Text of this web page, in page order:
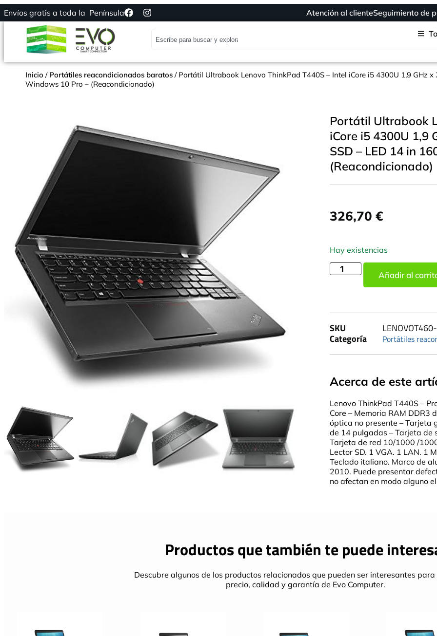
Envíos gratis a toda la Península Atención al clienteSeguimiento de
Inicio / Portátiles reacondicionados baratos / Portátil Ultrabook Lenovo ThinkPad T440S – Intel iCore i5 4300U 1,9 GHz
Windows 10 Pro – (Reacondicionado)
Portátil Ultrabook
iCore i5 4300U 1,9
SSD – LED 14 in
(Reacondicionado)
326,70 €
Hay existencias
Añadir al
SKU
Categoría
Portátiles
Acerca de este
Lenovo ThinkPad T440S –
Core – Memoria RAM DDR3
óptica no presente – Tarjeta
de 14 pulgadas – Tarjeta de
Tarjeta de red 10/1000 /
Lector SD. 1 VGA. 1 LAN. 1
Teclado italiano. Marco de
2010. Puede presentar
no afectan en modo alguno
Productos que también te puede
Descubre algunos de los productos relacionados que pueden ser interesantes para
precio, calidad y garantía de Evo Computer.